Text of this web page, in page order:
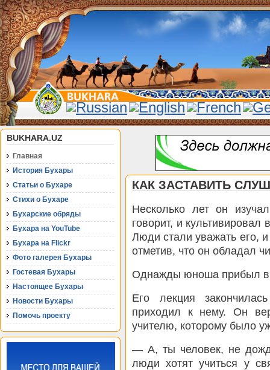
BUKHARA.UZ
Главная
История Бухары
Статьи о Бухаре
Стихи о Бухаре
Бухарские обряды
Бухара на YouTube
Бухара на Flickr
Фото галерея Бухары
Гостевая Бухары
Настоящее Бухары
Новости Бухары
Помочь проекту
КАК ЗАСТАВИТЬ
Несколько лет он
говорит, и
Люди стали уважать его,
отметив, что он обладал
Однажды юноша прибыл в
Его лекция
приходил к нему. Он
учителю, которому было
— А, ты человек, не
люди хотят учиться у